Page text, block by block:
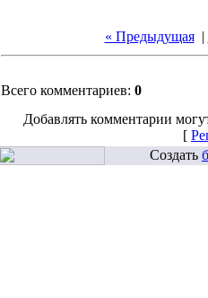
« Предыдущая|
Всего комментариев: 0
Добавлять комментарии
[
Создать